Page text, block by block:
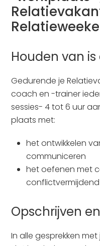
Houden van
Gedurende je
coach en -trainer
sessies- 4 tot 6 uur
plaats met:
het ontwikkelen
communiceren
het oefenen met
Opschrijven
In alle gesprekken